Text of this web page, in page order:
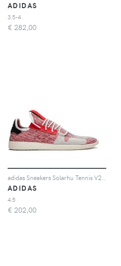
ADIDAS
3.5-4
€ 282,00
ADIDAS
4.5
€ 202,00